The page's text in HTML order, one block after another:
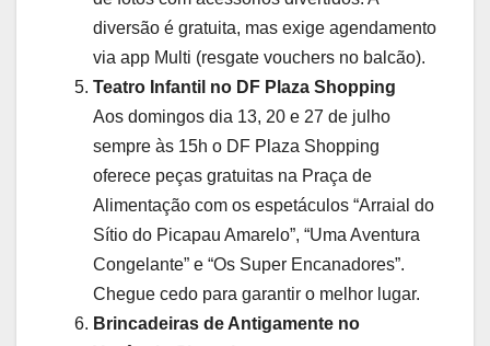
diversão é gratuita, mas exige agendamento
via app Multi (resgate vouchers no balcão).
Teatro Infantil no DF Plaza Shopping
Aos domingos dia 13, 20 e 27 de julho
sempre às 15h o DF Plaza Shopping
oferece peças gratuitas na Praça de
Alimentação com os espetáculos “Arraial do
Sítio do Picapau Amarelo”, “Uma Aventura
Congelante” e “Os Super Encanadores”.
Chegue cedo para garantir o melhor lugar.
Brincadeiras de Antigamente no